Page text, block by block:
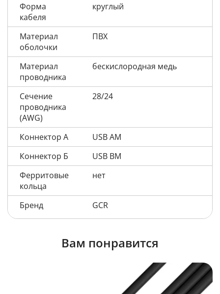
Форма
кабеля
круглый
Материал
оболочки
ПВХ
Материал
проводника
бескислородная медь
Сечение
проводника
(AWG)
28/24
Коннектор А
USB AM
Коннектор Б
USB BM
Ферритовые
кольца
нет
Бренд GCR
Вам понравится